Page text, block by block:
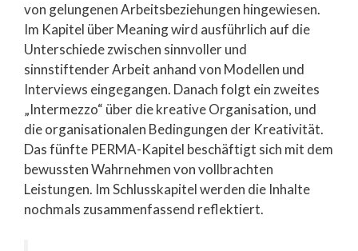
von gelungenen Arbeitsbeziehungen hingewiesen.
Im Kapitel über Meaning wird ausführlich auf die
Unterschiede zwischen sinnvoller und
sinnstiftender Arbeit anhand von Modellen und
Interviews eingegangen. Danach folgt ein zweites
„Intermezzo“ über die kreative Organisation, und
die organisationalen Bedingungen der Kreativität.
Das fünfte PERMA-Kapitel beschäftigt sich mit dem
bewussten Wahrnehmen von vollbrachten
Leistungen. Im Schlusskapitel werden die Inhalte
nochmals zusammenfassend reflektiert.